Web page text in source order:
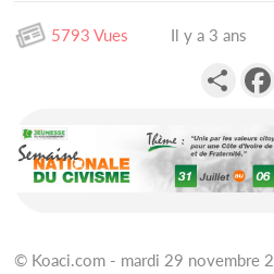
5793 Vues Il y a 3 ans
© Koaci.com - mardi 29 novembre